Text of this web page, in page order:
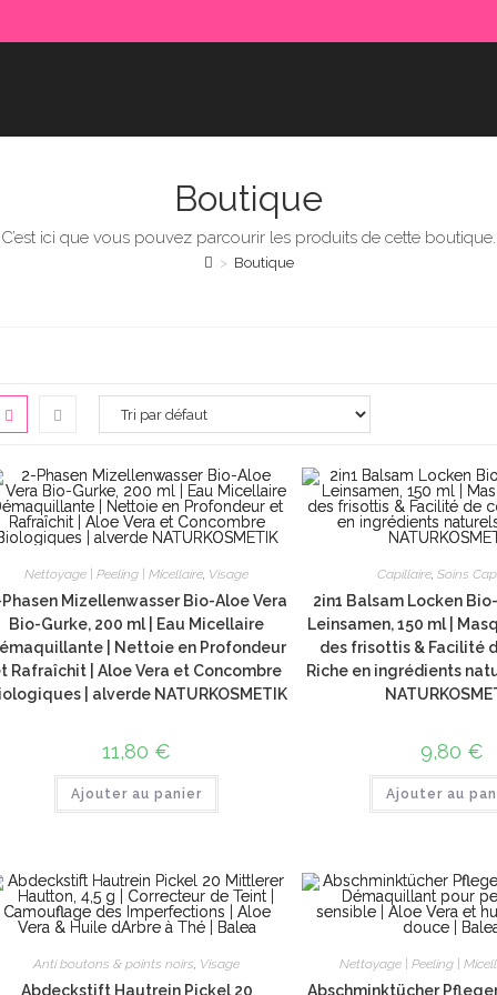
Boutique
C’est ici que vous pouvez parcourir les produits de cette boutique.
> Boutique
Nettoyage | Peeling | Micellaire, Visage
Mizellenwasser Bio-Aloe Vera
Bio-Gurke, 200 ml | Eau Micellaire
| Nettoie en Profondeur
Rafraîchit | Aloe Vera et Concombre
| alverde NATURKOSMETIK
11,80 €
Ajouter au panier
Capillaire, Soins
2in1 Balsam Locken
Leinsamen, 150 ml |
des frisottis & Facilité
Riche en ingrédients
9,80 €
Ajouter au
Anti boutons & points noirs Visage
Abdeckstift Hautrein Pickel 20
Nettoyage | Peeling |
Abschminktücher